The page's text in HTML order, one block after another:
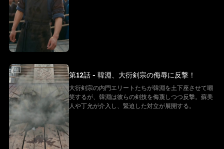
を差し向けるが、韓淵は方姫の心配をよそに余裕を示
し対決へ臨む。
AI
第12話 - 韓淵、大衍剣宗の侮辱に反撃！
大衍剣宗の内門エリートたちが韓淵を土下座させて嘲
笑するが、韓淵は彼らの剣技を侮蔑しつつ反撃。蘇美
人や丁允が介入し、緊迫した対立が展開する。